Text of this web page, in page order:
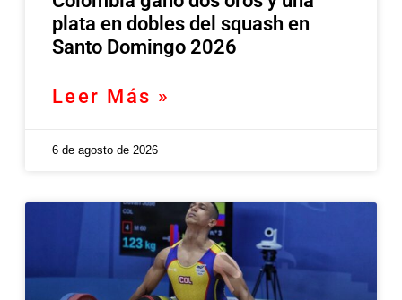
plata en dobles del squash en
Santo Domingo 2026
Leer Más »
6 de agosto de 2026